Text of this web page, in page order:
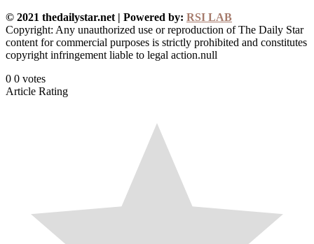
© 2021 thedailystar.net | Powered by: RSI LAB
Copyright: Any unauthorized use or reproduction of The Daily Star
content for commercial purposes is strictly prohibited and constitutes
copyright infringement liable to legal action.null
0 0 votes
Article Rating